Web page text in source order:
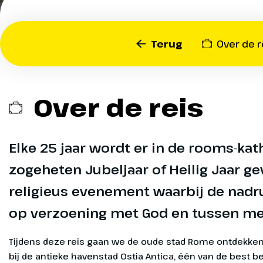
Terug Over de
Over de reis
Elke 25 jaar wordt er in de rooms-
zogeheten Jubeljaar of Heilig Jaar
religieus evenement waarbij de
op verzoening met God en tussen
Tijdens deze reis gaan we de oude stad Rome ontdekken. We beginnen bij de antieke havenstad Ostia Antica, één van de best bewaarde Romeinse steden van Italië. In het antieke Rome zien we het Forum Romanum, het
reis gaan we Rome
Forum Romanum en
Dag 1 Heenreis
Je vliegt van
aan het
rijden eerst